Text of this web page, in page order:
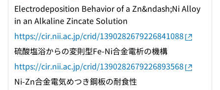
Electrodeposition Behavior of a Zn&ndash;Ni Alloy
in an Alkaline Zincate Solution
https://cir.nii.ac.jp/crid/1390282679226841088
硫酸塩浴からの変則型Fe-Ni合金電析の機構
https://cir.nii.ac.jp/crid/1390282679226893568
Ni-Zn合金電気めつき鋼板の耐食性